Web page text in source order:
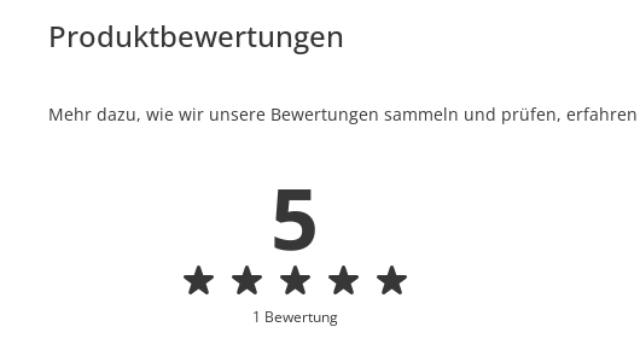
Produktbewertungen
Mehr dazu, wie wir unsere Bewertungen sammeln und prüfen,
5
1 Bewertung